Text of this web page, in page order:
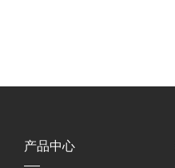
产品中心